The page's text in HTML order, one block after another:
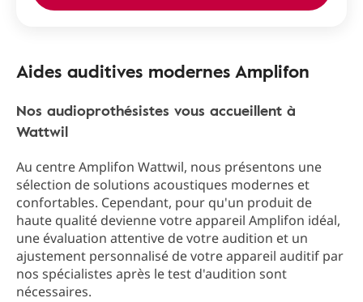
Aides auditives modernes Amplifon
Nos audioprothésistes vous accueillent à
Wattwil
Au centre Amplifon Wattwil, nous présentons une
sélection de solutions acoustiques modernes et
confortables. Cependant, pour qu'un produit de
haute qualité devienne votre appareil Amplifon idéal,
une évaluation attentive de votre audition et un
ajustement personnalisé de votre appareil auditif par
nos spécialistes après le test d'audition sont
nécessaires.